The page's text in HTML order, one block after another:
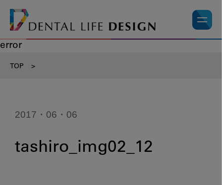
error
TOP >
2017・06・06
tashiro_img02_12